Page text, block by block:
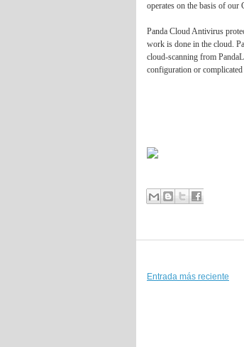
operates on the basis of our
Panda Cloud Antivirus
work is done in the cloud.
cloud-scanning from
configuration or complicated
Entrada más reciente